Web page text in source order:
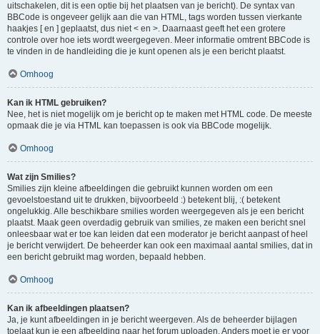
uitschakelen, dit is een optie bij het plaatsen van je bericht). De syntax van
BBCode is ongeveer gelijk aan die van HTML, tags worden tussen vierkante
haakjes [ en ] geplaatst, dus niet < en >. Daarnaast geeft het een grotere
controle over hoe iets wordt weergegeven. Meer informatie omtrent BBCode is
te vinden in de handleiding die je kunt openen als je een bericht plaatst.
Omhoog
Kan ik HTML gebruiken?
Nee, het is niet mogelijk om je bericht op te maken met HTML code. De meeste
opmaak die je via HTML kan toepassen is ook via BBCode mogelijk.
Omhoog
Wat zijn Smilies?
Smilies zijn kleine afbeeldingen die gebruikt kunnen worden om een
gevoelstoestand uit te drukken, bijvoorbeeld :) betekent blij, :( betekent
ongelukkig. Alle beschikbare smilies worden weergegeven als je een bericht
plaatst. Maak geen overdadig gebruik van smilies, ze maken een bericht snel
onleesbaar wat er toe kan leiden dat een moderator je bericht aanpast of heel
je bericht verwijdert. De beheerder kan ook een maximaal aantal smilies, dat in
een bericht gebruikt mag worden, bepaald hebben.
Omhoog
Kan ik afbeeldingen plaatsen?
Ja, je kunt afbeeldingen in je bericht weergeven. Als de beheerder bijlagen
toelaat kun je een afbeelding naar het forum uploaden. Anders moet je er voor